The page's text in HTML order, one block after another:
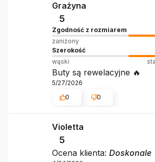
Grażyna
5
Zgodność z rozmiarem
zaniżony
Szerokość
wąski
Buty są rewelacyjne 🔥
5/27/2026
0
0
Violetta
5
Ocena klienta: Doskonale